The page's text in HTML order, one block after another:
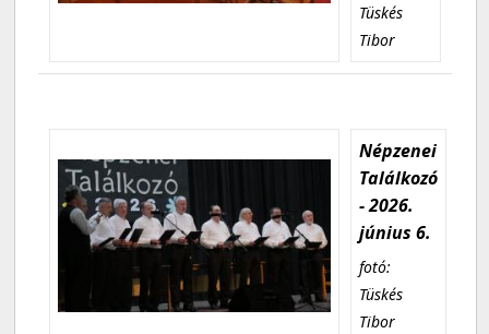
Tüskés
Tibor
Népzenei
Találkozó
- 2026.
június 6.
fotó:
Tüskés
Tibor